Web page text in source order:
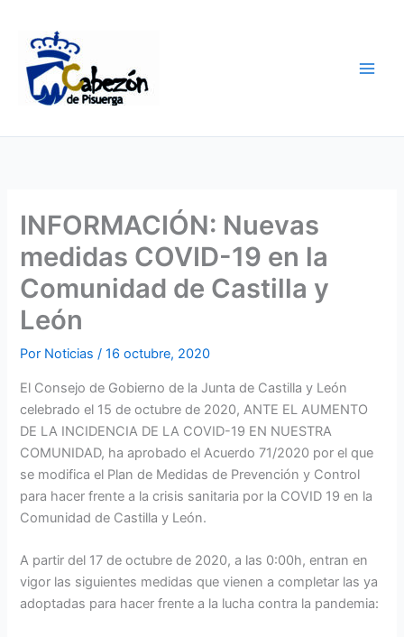
contenido
INFORMACIÓN: Nuevas
medidas COVID-19 en la
Comunidad de Castilla y
León
Por Noticias/16 octubre, 2020
El Consejo de Gobierno de la Junta de Castilla y León
celebrado el 15 de octubre de 2020, ANTE EL AUMENTO
DE LA INCIDENCIA DE LA COVID-19 EN NUESTRA
COMUNIDAD, ha aprobado el Acuerdo 71/2020 por el que
se modifica el Plan de Medidas de Prevención y Control
para hacer frente a la crisis sanitaria por la COVID 19 en la
Comunidad de Castilla y León.
A partir del 17 de octubre de 2020, a las 0:00h, entran en
vigor las siguientes medidas que vienen a completar las ya
adoptadas para hacer frente a la lucha contra la pandemia: